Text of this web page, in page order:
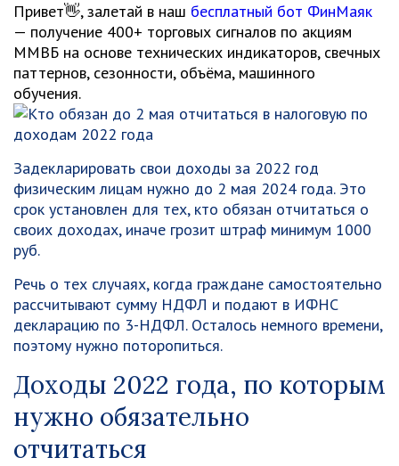
Привет👋, залетай в наш бесплатный бот ФинМаяк
— получение 400+ торговых сигналов по акциям
ММВБ на основе технических индикаторов, свечных
паттернов, сезонности, объёма, машинного
обучения.
Задекларировать свои доходы за 2022 год
физическим лицам нужно до 2 мая 2024 года. Это
срок установлен для тех, кто обязан отчитаться о
своих доходах, иначе грозит штраф минимум 1000
руб.
Речь о тех случаях, когда граждане самостоятельно
рассчитывают сумму НДФЛ и подают в ИФНС
декларацию по 3-НДФЛ. Осталось немного времени,
поэтому нужно поторопиться.
Доходы 2022 года, по которым
нужно обязательно
отчитаться